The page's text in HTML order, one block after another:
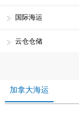
国际海运
云仓仓储
加拿大海运